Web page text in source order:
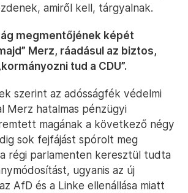
amiről kell, tárgyalnak.
megmentőjének képét
Merz, ráadásul az biztos,
tud a CDU”.
szerint az adósságfék védelmi
Merz hatalmas pénzügyi
magának a következő négy
sok fejfájást spórolt meg
régi parlamenten keresztül tudta
ugyanis az új
AfD és a Linke ellenállása miatt